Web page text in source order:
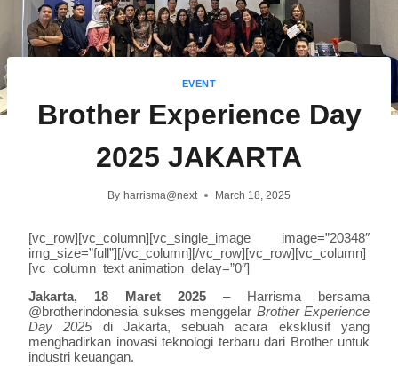
EVENT
Brother Experience Day
2025 JAKARTA
By harrisma@next March 18, 2025
[vc_row][vc_column][vc_single_image image=”20348″
img_size=”full”][/vc_column][/vc_row][vc_row][vc_column]
[vc_column_text animation_delay=”0″]
Jakarta, 18 Maret 2025 – Harrisma bersama
@brotherindonesia sukses menggelar Brother Experience
Day 2025di Jakarta, sebuah acara eksklusif yang
menghadirkan inovasi teknologi terbaru dari Brother untuk
industri keuangan.